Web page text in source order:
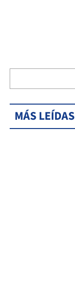
MÁS LEÍDAS